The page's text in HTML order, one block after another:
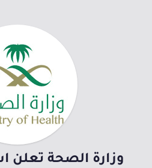
وزارة الصحة تعلن